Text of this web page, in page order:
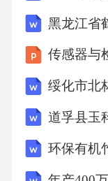
废企业管理产
功能介绍运输
运输环节的全
运输轨迹监管
话等功能；转
展示功能介绍
传感器与